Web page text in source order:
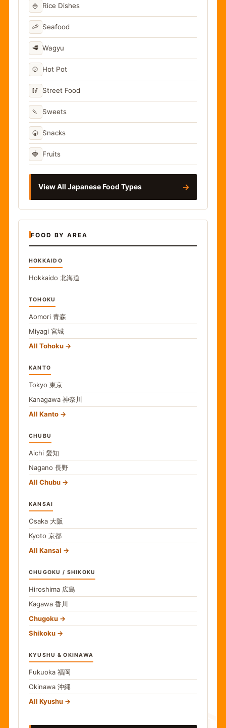
🍚 Rice Dishes
🦐 Seafood
🥩 Wagyu
🍲 Hot Pot
🥢 Street Food
🍡 Sweets
🍘 Snacks
🍓 Fruits
View All Japanese Food Types →
FOOD BY AREA
HOKKAIDO
Hokkaido 北海道
TOHOKU
Aomori 青森
Miyagi 宮城
All Tohoku
KANTO
Tokyo 東京
Kanagawa 神奈川
All Kanto
CHUBU
Aichi 愛知
Nagano 長野
All Chubu
KANSAI
Osaka 大阪
Kyoto 京都
All Kansai
CHUGOKU / SHIKOKU
Hiroshima 広島
Kagawa 香川
Chugoku
Shikoku
KYUSHU & OKINAWA
Fukuoka 福岡
Okinawa 沖縄
All Kyushu